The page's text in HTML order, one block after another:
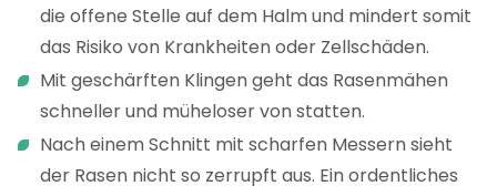
die offene Stelle auf dem Halm und mindert somit
das Risiko von Krankheiten oder Zellschäden.
Mit geschärften Klingen geht das Rasenmähen
schneller und müheloser von statten.
Nach einem Schnitt mit scharfen Messern sieht
der Rasen nicht so zerrupft aus. Ein ordentliches